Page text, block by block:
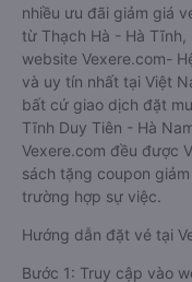
nhiều ưu đãi giảm giá
từ Thạch Hà - Hà
website Vexere.com-
và uy tín nhất tại Việt
bất cứ giao dịch đặt
Tĩnh Duy Tiên - Hà
Vexere.com đều được
sách tặng coupon
trường hợp sự việc.
Hướng dẫn đặt vé tại
Bước 1: Truy cập vào